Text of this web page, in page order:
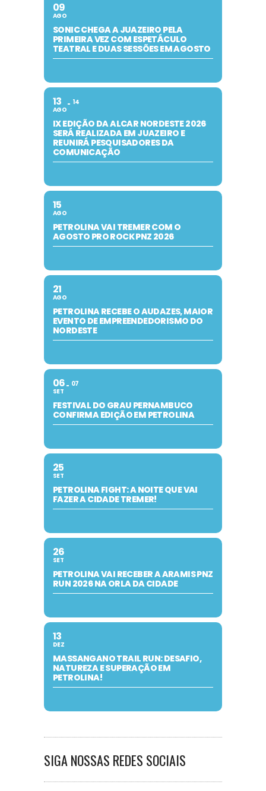
09
AGO
SONIC CHEGA A JUAZEIRO PELA
PRIMEIRA VEZ COM ESPETÁCULO
TEATRAL E DUAS SESSÕES EM AGOSTO
13
AGO
14
IX EDIÇÃO DA ALCAR NORDESTE 2026
SERÁ REALIZADA EM JUAZEIRO E
REUNIRÁ PESQUISADORES DA
COMUNICAÇÃO
15
AGO
PETROLINA VAI TREMER COM O
AGOSTO PRO ROCK PNZ 2026
21
AGO
PETROLINA RECEBE O AUDAZES, MAIOR
EVENTO DE EMPREENDEDORISMO DO
NORDESTE
06
SET
07
FESTIVAL DO GRAU PERNAMBUCO
CONFIRMA EDIÇÃO EM PETROLINA
25
SET
PETROLINA FIGHT: A NOITE QUE VAI
FAZER A CIDADE TREMER!
26
SET
PETROLINA VAI RECEBER A ARAMIS PNZ
RUN 2026 NA ORLA DA CIDADE
13
DEZ
MASSANGANO TRAIL RUN: DESAFIO,
NATUREZA E SUPERAÇÃO EM
PETROLINA!
SIGA NOSSAS REDES SOCIAIS